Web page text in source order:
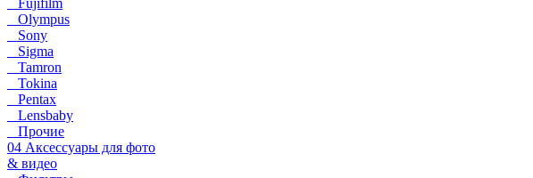
Fujifilm
Olympus
Sony
Sigma
Tamron
Tokina
Pentax
Lensbaby
Прочие
04 Аксессуары для фото
& видео